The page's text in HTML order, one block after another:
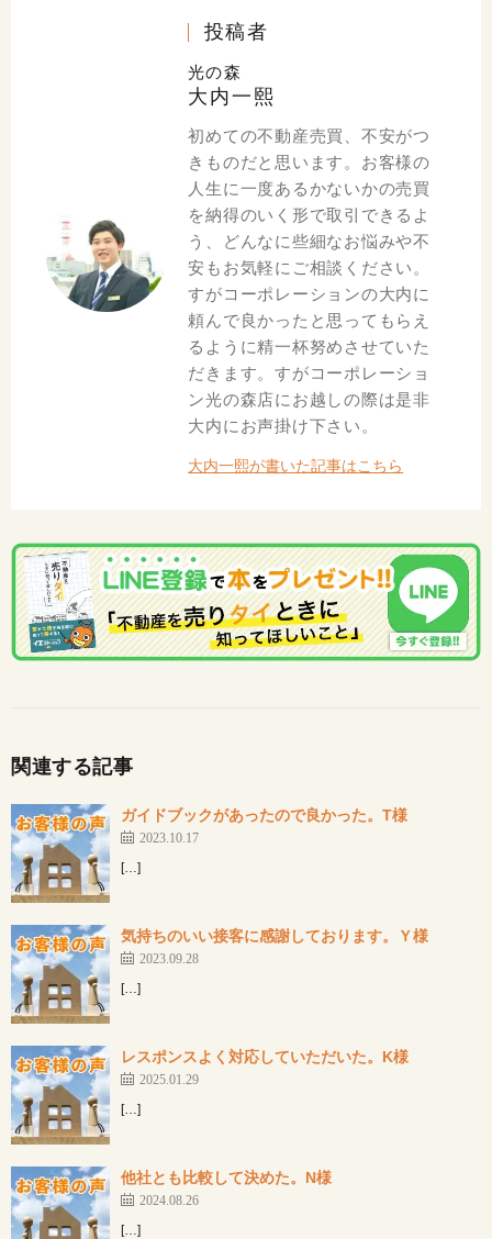
投稿者
光の森
大内一熙
初めての不動産売買、不安がつ
きものだと思います。お客様の
人生に一度あるかないかの売買
を納得のいく形で取引できるよ
う、どんなに些細なお悩みや不
安もお気軽にご相談ください。
すがコーポレーションの大内に
頼んで良かったと思ってもらえ
るように精一杯努めさせていた
だきます。すがコーポレーショ
ン光の森店にお越しの際は是非
大内にお声掛け下さい。
大内一熙が書いた記事はこちら
関連する記事
ガイドブックがあったので良かった。T様
2023.10.17
[…]
気持ちのいい接客に感謝しております。Ｙ様
2023.09.28
[…]
レスポンスよく対応していただいた。K様
2025.01.29
[…]
他社とも比較して決めた。N様
2024.08.26
[…]